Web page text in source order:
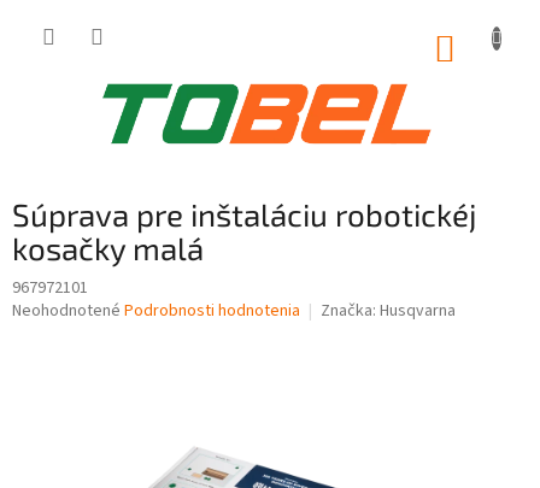
Súprava pre inštaláciu robotickéj
kosačky malá
967972101
Priemerné
Neohodnotené Podrobnosti hodnotenia Značka: Husqvarna